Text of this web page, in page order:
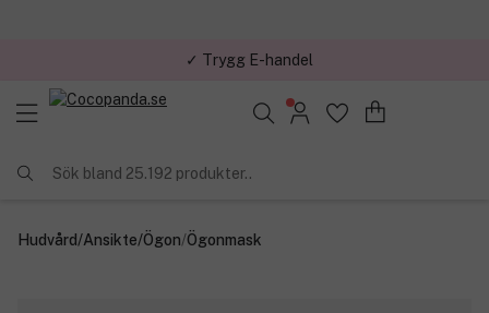
✓ Trygg E-handel
Sök bland 25.192 produkter..
Hudvård/Ansikte/Ögon/Ögonmask